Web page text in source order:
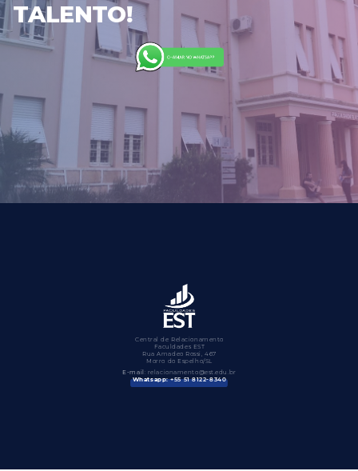
TALENTO!
Central de Relacionamento
Faculdades EST
Rua Amadeo Rossi, 467
Morro do Espelho/SL
E-mail: relacionamento@est.edu.br
Whatsapp: +55 51 8122-8340